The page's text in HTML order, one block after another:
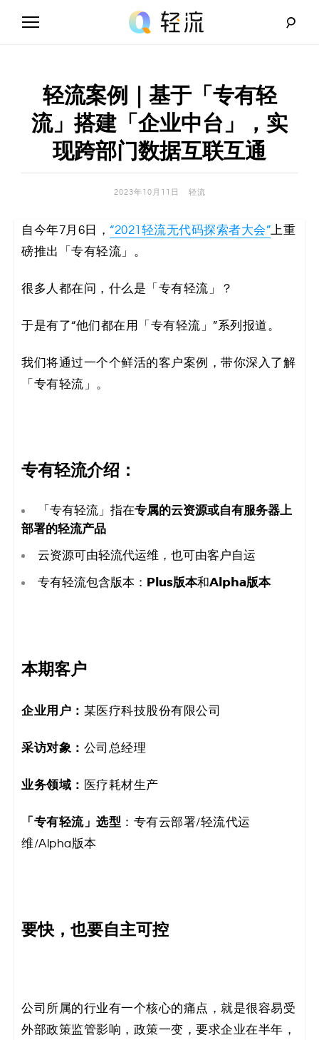
流
_
A
I
代
决
方
低
代
码
_
零
码
例
白
皮
书
轻流案例｜基于「专有轻
流」搭建「企业中台」，实
现跨部门数据互联互通
2023年10月11日 轻流
自今年7月6日， “2021轻流无代码探索者大会”上重
磅推出「专有轻流」。
很多人都在问，什么是「专有轻流」？
于是有了“他们都在用「专有轻流」”系列报道。
我们将通过一个个鲜活的客户案例，带你深入了解
「专有轻流」。
专有轻流介绍：
「专有轻流」指在专属的云资源或自有服务器上
部署的轻流产品
云资源可由轻流代运维，也可由客户自运
专有轻流包含版本： Plus版本和Alpha版本
本期客户
企业用户： 某医疗科技股份有限公司
采访对象： 公司总经理
业务领域： 医疗耗材生产
「专有轻流」选型 ：专有云部署/轻流代运
维/Alpha版本
要快，也要自主可控
公司所属的行业有一个核心的痛点，就是很容易受
外部政策监管影响，政策一变，要求企业在半年，